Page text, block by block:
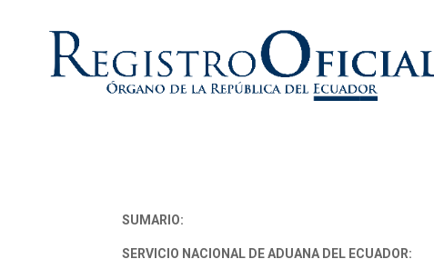
SUMARIO:
SERVICIO NACIONAL DE ADUANA DEL ECUADOR: